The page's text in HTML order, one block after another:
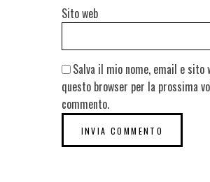
Sito web
Salva il mio nome, email e sito
questo browser per la prossima
commento.